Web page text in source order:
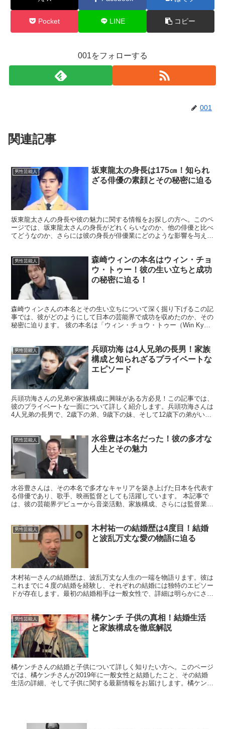
Pocket LINE コピー
001をフォローする
001
関連記事
男性芸能人
坂東龍太の身長は175㎝！知られ
ざる俳優の素顔とその秘密に迫る
坂東龍太さんの身長や彼の魅力に関する情報をお探しの方へ。このペ
ージでは、坂東龍太さんの身長がどれくらいなのか、他の俳優と比べ
てどうなのか、さらには彼の身長が俳優業にどのような影響を与えて
男性芸能人
森崎ウィンの本名はウィン・チョ
ウ・トゥー！彼の生い立ちと成功
の秘密に迫る！
森崎ウィンさんの本名とその生い立ちについて深く掘り下げるこの記
事では、彼がどのようにして日本の芸能界で成功を収めたのか、その
秘密に迫ります。 彼の本名は「ウィン・チョウ・トゥー（Win Kyaw
男性芸能人
兵頭功海 は4人兄弟の長男！家族
構成と知られざるプライベートな
エピソード
兵頭功海さんの兄弟や家族構成に興味がある方必見！この記事では、
彼のプライベートな一面について詳しく紹介します。兵頭功海さんは
4人兄弟の長男で、2歳下の弟、9歳下の妹、そして12歳下の弟がいま
男性芸能人
水谷豊は本名だった！彼の多才な
人生とその魅力
水谷豊さんは、その本名で多才なキャリアを築き上げた日本を代表す
る俳優であり、歌手、映画監督としても活躍しています。 本記事で
は、彼の芸能界デビューから音楽活動、家族構成、さらには監督業へ
男性芸能人
木村祐一の結婚歴は4度目！結婚
と波乱万丈な愛の物語に迫る
木村祐一さんの結婚歴は、波乱万丈な人生の一端を物語ります。彼は
これまでに４度の結婚を経験し、それぞれの結婚には独特のエピソー
ドが存在します。最初の結婚相手は一般女性で、詳細は明らかにされ
男性芸能人
橘ケンチ 子供の真相！結婚生活
と家族構成を徹底解説
橘ケンチさんの結婚と子供について詳しく知りたい方へ。このページ
では、橘ケンチさんが2019年に一般女性と結婚したこと、その結婚
生活の詳細、そして子供に関する最新情報をお届けします。橘ケンチ